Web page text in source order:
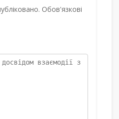
Обов'язкові